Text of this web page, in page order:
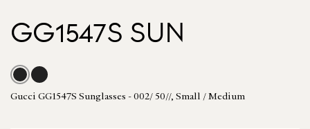
GG1547S SUN
Gucci GG1547S Sunglasses - 002/ 50//, Small / Medium